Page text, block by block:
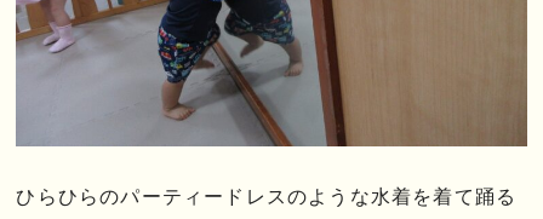
ひらひらのパーティードレスのような水着を着て踊る